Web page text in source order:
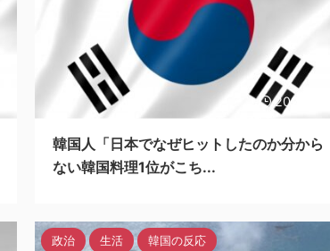
2023/11/6
韓国人「日本でなぜヒットしたのか分から
ない韓国料理1位がこち...
政治 生活 韓国の反応